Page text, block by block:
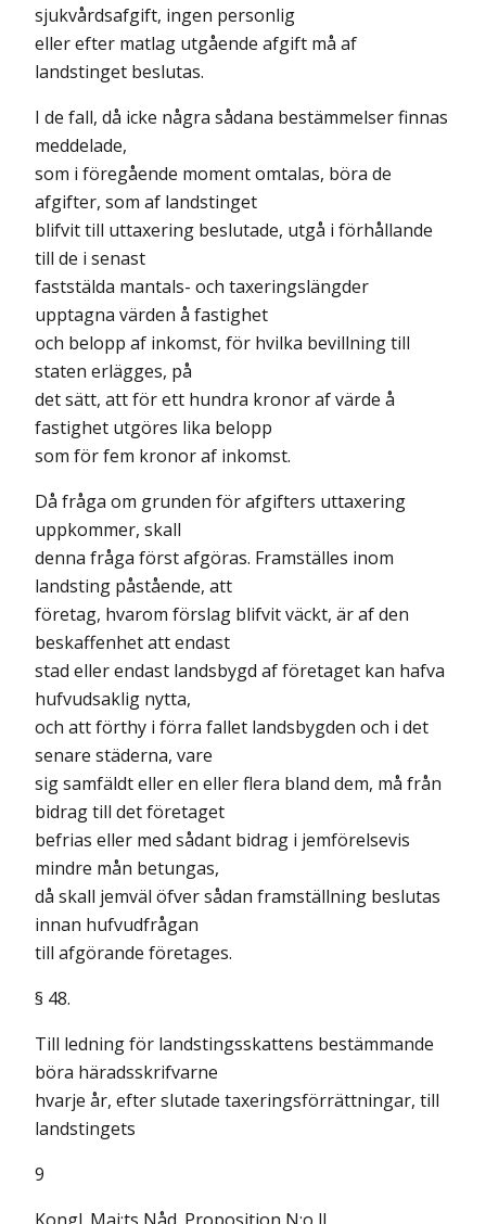
sjukvårdsafgift, ingen personlig
eller efter matlag utgående afgift må af
landstinget beslutas.
I de fall, då icke några sådana bestämmelser finnas
meddelade,
som i föregående moment omtalas, böra de
afgifter, som af landstinget
blifvit till uttaxering beslutade, utgå i förhållande
till de i senast
faststälda mantals- och taxeringslängder
upptagna värden å fastighet
och belopp af inkomst, för hvilka bevillning till
staten erlägges, på
det sätt, att för ett hundra kronor af värde å
fastighet utgöres lika belopp
som för fem kronor af inkomst.
Då fråga om grunden för afgifters uttaxering
uppkommer, skall
denna fråga först afgöras. Framställes inom
landsting påstående, att
företag, hvarom förslag blifvit väckt, är af den
beskaffenhet att endast
stad eller endast landsbygd af företaget kan hafva
hufvudsaklig nytta,
och att förthy i förra fallet landsbygden och i det
senare städerna, vare
sig samfäldt eller en eller flera bland dem, må från
bidrag till det företaget
befrias eller med sådant bidrag i jemförelsevis
mindre mån betungas,
då skall jemväl öfver sådan framställning beslutas
innan hufvudfrågan
till afgörande företages.
§ 48.
Till ledning för landstingsskattens bestämmande
böra häradsskrifvarne
hvarje år, efter slutade taxeringsförrättningar, till
landstingets
9